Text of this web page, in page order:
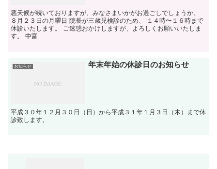
悪天候が続いておりますが、みなさまいかがお過ごしでしょうか。
８月２３日の月曜日 院長が三歳児検診のため、 １４時〜１６時まで
休診いたします。 ご迷惑おかけしますが、よろしくお願いいたしま
す。 中富
お知らせ 年末年始の休診日のお知らせ
平成３０年１２月３０日（日）から平成３１年１月３日（木）まで休
診致します。